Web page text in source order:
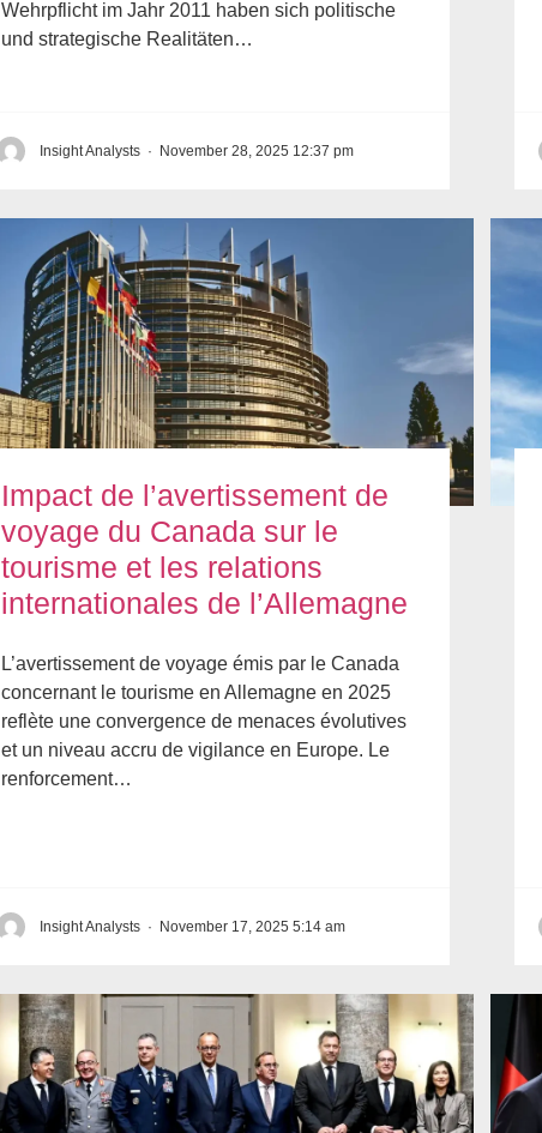
Wehrpflicht im Jahr 2011 haben sich politische
und strategische Realitäten…
Insight Analysts · November 28, 2025 12:37 pm
Impact de l’avertissement de
voyage du Canada sur le
tourisme et les relations
internationales de l’Allemagne
L’avertissement de voyage émis par le Canada
concernant le tourisme en Allemagne en 2025
reflète une convergence de menaces évolutives
et un niveau accru de vigilance en Europe. Le
renforcement…
Insight Analysts · November 17, 2025 5:14 am